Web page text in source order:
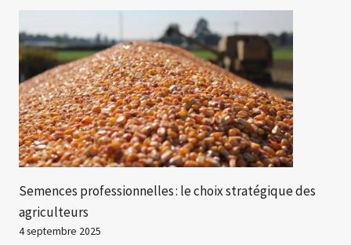
Semences professionnelles : le choix stratégique des
agriculteurs
4 septembre 2025